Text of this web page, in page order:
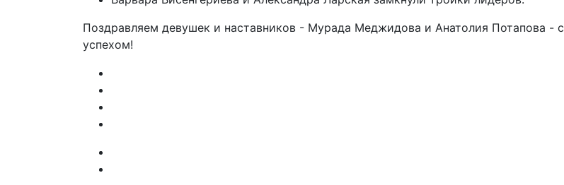
Поздравляем девушек и наставников - Мурада Меджидова и Анатолия Потапова - с
успехом!